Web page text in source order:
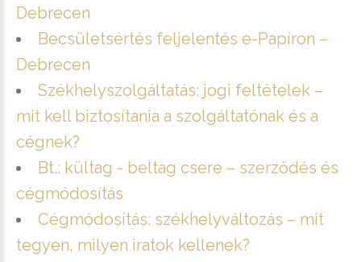
Debrecen
Becsületsértés feljelentés e-Papíron –
Debrecen
Székhelyszolgáltatás: jogi feltételek –
mit kell biztosítania a szolgáltatónak és a
cégnek?
Bt.: kültag - beltag csere – szerződés és
cégmódosítás
Cégmódosítás: székhelyváltozás – mit
tegyen, milyen iratok kellenek?